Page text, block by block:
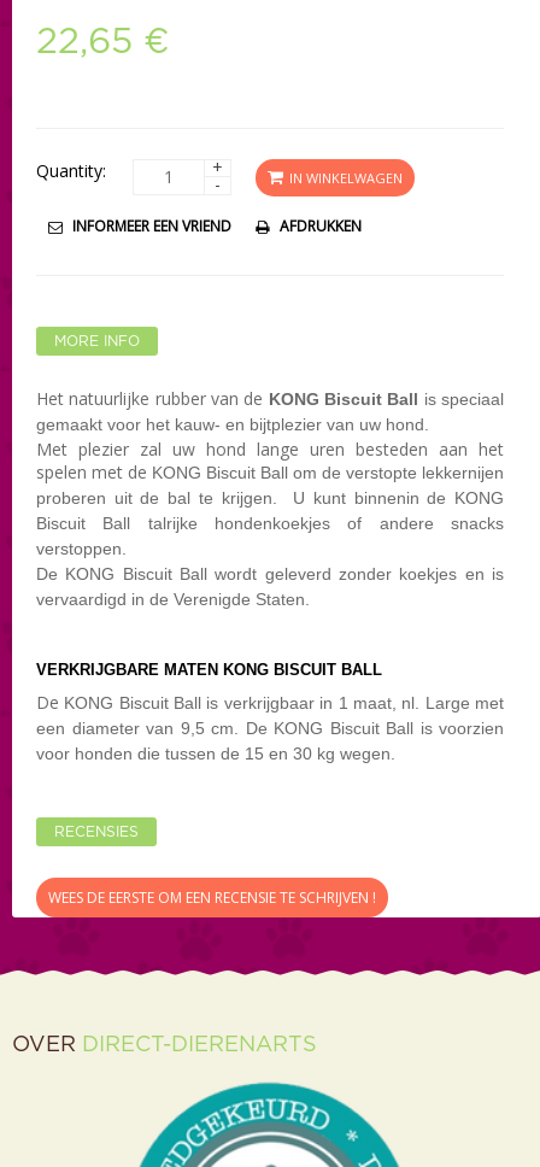
22,65 €
Quantity: +
- IN WINKELWAGEN
INFORMEER EEN VRIEND AFDRUKKEN
MORE INFO
Het natuurlijke rubber van de KONG Biscuit Ball is speciaal
gemaakt voor het kauw- en bijtplezier van uw hond.
Met plezier zal uw hond lange uren besteden aan het
spelen met de KONG Biscuit Ball om de verstopte lekkernijen
proberen uit de bal te krijgen. U kunt binnenin de KONG
Biscuit Ball talrijke hondenkoekjes of andere snacks
verstoppen.
De KONG Biscuit Ball wordt geleverd zonder koekjes en is
vervaardigd in de Verenigde Staten.
VERKRIJGBARE MATEN KONG BISCUIT BALL
De KONG Biscuit Ball is verkrijgbaar in 1 maat, nl. Large met
een diameter van 9,5 cm. De KONG Biscuit Ball is voorzien
voor honden die tussen de 15 en 30 kg wegen.
RECENSIES
WEES DE EERSTE OM EEN RECENSIE TE SCHRIJVEN !
OVER DIRECT-DIERENARTS